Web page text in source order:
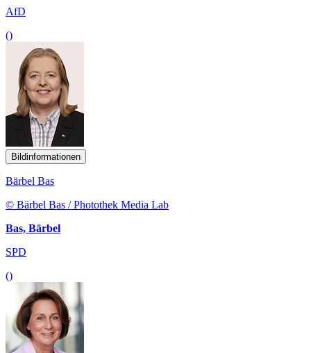
AfD
()
Bildinformationen
Bärbel Bas
© Bärbel Bas / Photothek Media Lab
Bas, Bärbel
SPD
()